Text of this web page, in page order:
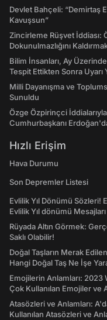
Devlet Bahçeli: “Demirtaş
Kavuşsun”
Zincirleme Rüşvet İddiası:
Dokunulmazlığını
Bilim İnsanları, Ay
Tespit Ettikten Sonra Uyarı
Milli Dayanışma ve
Sunuldu
Özge Özpirinçci
Cumhurbaşkanı
Hızlı Erişim
Hava Durumu
Son Depremler Listesi
Evlilik Yıl Dönümü Sözleri!
Evlilik Yıl dönümü Mesajları
Rüyada Altın Görmek:
Saklı Olabilir!
Doğal Taşların Merak
Hangi Doğal Taş Ne İşe
Emojilerin Anlamları:
Çok Kullanılan Emojiler ve
Atasözleri ve Anlamları:
Kullanılan Atasözleri ve